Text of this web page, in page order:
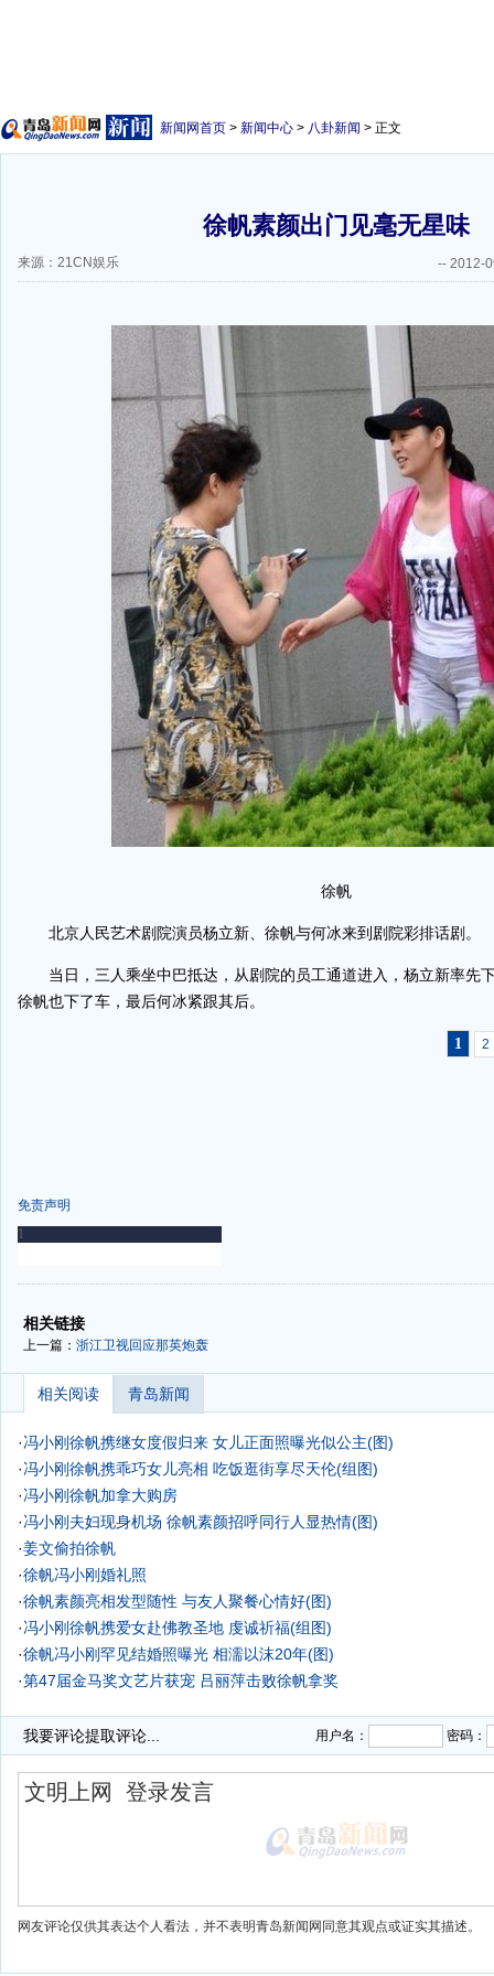
新闻网首页 > 新闻中心 > 八卦新闻 > 正文
徐帆素颜出门见毫无星味
来源：21CN娱乐 -- 2012-
徐帆
北京人民艺术剧院演员杨立新、徐帆与何冰来到剧院彩排话剧。
当日，三人乘坐中巴抵达，从剧院的员工通道进入，杨立新率先
徐帆也下了车，最后何冰紧跟其后。
1 2
免责声明
-
相关链接
上一篇： 浙江卫视回应那英炮轰
相关阅读 青岛新闻
·冯小刚徐帆携继女度假归来 女儿正面照曝光似公主(图)
·冯小刚徐帆携乖巧女儿亮相 吃饭逛街享尽天伦(组图)
·冯小刚徐帆加拿大购房
·冯小刚夫妇现身机场 徐帆素颜招呼同行人显热情(图)
·姜文偷拍徐帆
·徐帆冯小刚婚礼照
·徐帆素颜亮相发型随性 与友人聚餐心情好(图)
·冯小刚徐帆携爱女赴佛教圣地 虔诚祈福(组图)
·徐帆冯小刚罕见结婚照曝光 相濡以沫20年(图)
·第47届金马奖文艺片获宠 吕丽萍击败徐帆拿奖
我要评论提取评论... 用户名： 密码：
网友评论仅供其表达个人看法，并不表明青岛新闻网同意其观点或证实其描述。